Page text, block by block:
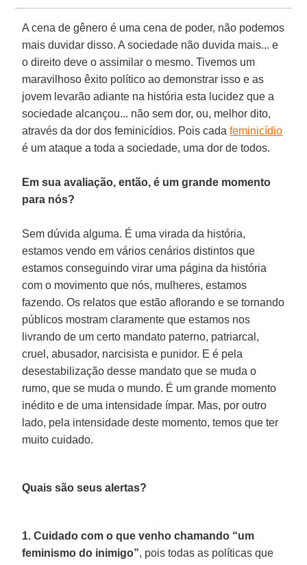
A cena de gênero é uma cena de poder, não podemos
mais duvidar disso. A sociedade não duvida mais... e
o direito deve o assimilar o mesmo. Tivemos um
maravilhoso êxito político ao demonstrar isso e as
jovem levarão adiante na história esta lucidez que a
sociedade alcançou... não sem dor, ou, melhor dito,
através da dor dos feminicídios. Pois cadafeminicídio
é um ataque a toda a sociedade, uma dor de todos.
Em sua avaliação, então, é um grande momento
para nós?
Sem dúvida alguma. É uma virada da história,
estamos vendo em vários cenários distintos que
estamos conseguindo virar uma página da história
com o movimento que nós, mulheres, estamos
fazendo. Os relatos que estão aflorando e se tornando
públicos mostram claramente que estamos nos
livrando de um certo mandato paterno, patriarcal,
cruel, abusador, narcisista e punidor. E é pela
desestabilização desse mandato que se muda o
rumo, que se muda o mundo. É um grande momento
inédito e de uma intensidade ímpar. Mas, por outro
lado, pela intensidade deste momento, temos que ter
muito cuidado.
Quais são seus alertas?
1. Cuidado com o que venho chamando “um
feminismo do inimigo”, pois todas as políticas que